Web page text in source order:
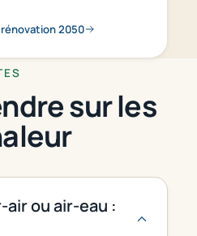
2050
sur les
air ou air-eau :